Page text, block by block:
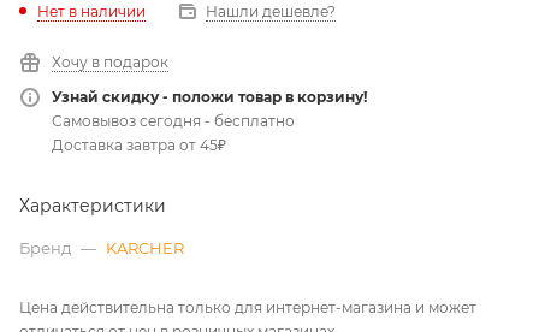
Нет в наличии Нашли дешевле?
Хочу в подарок
Узнай скидку - положи товар в корзину!
Самовывоз сегодня - бесплатно
Доставка завтра от 45₽
Характеристики
Бренд — KARCHER
Цена действительна только для интернет-магазина и может